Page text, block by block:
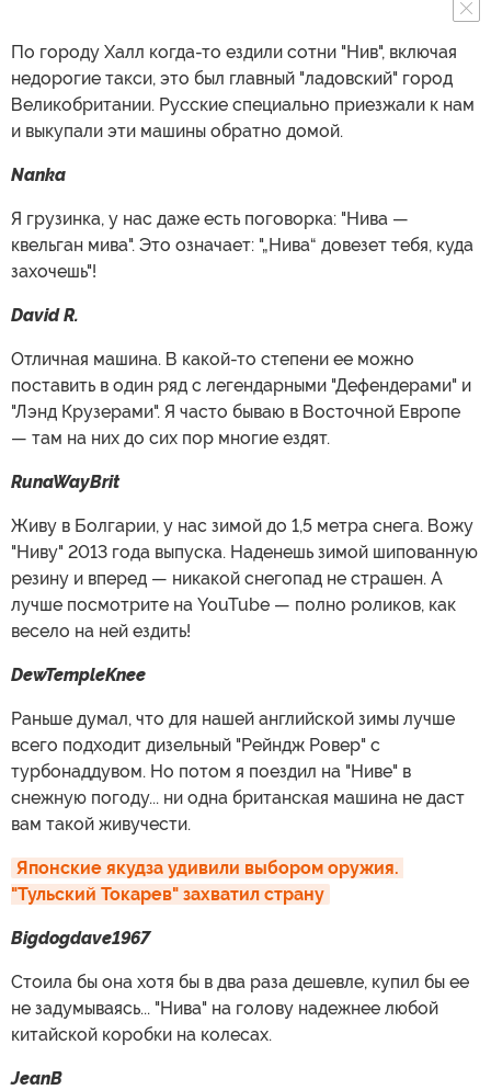
По городу Халл когда-то ездили сотни "Нив", включая
недорогие такси, это был главный "ладовский" город
Великобритании. Русские специально приезжали к нам
и выкупали эти машины обратно домой.
Nanka
Я грузинка, у нас даже есть поговорка: "Нива —
квельган мива". Это означает: "„Нива“ довезет тебя, куда
захочешь"!
David R.
Отличная машина. В какой-то степени ее можно
поставить в один ряд с легендарными "Дефендерами" и
"Лэнд Крузерами". Я часто бываю в Восточной Европе
— там на них до сих пор многие ездят.
RunaWayBrit
Живу в Болгарии, у нас зимой до 1,5 метра снега. Вожу
"Ниву" 2013 года выпуска. Наденешь зимой шипованную
резину и вперед — никакой снегопад не страшен. А
лучше посмотрите на YouTube — полно роликов, как
весело на ней ездить!
DewTempleKnee
Раньше думал, что для нашей английской зимы лучше
всего подходит дизельный "Рейндж Ровер" с
турбонаддувом. Но потом я поездил на "Ниве" в
снежную погоду... ни одна британская машина не даст
вам такой живучести.
Японские якудза удивили выбором оружия.
"Тульский Токарев" захватил страну
Bigdogdave1967
Стоила бы она хотя бы в два раза дешевле, купил бы ее
не задумываясь... "Нива" на голову надежнее любой
китайской коробки на колесах.
JeanB